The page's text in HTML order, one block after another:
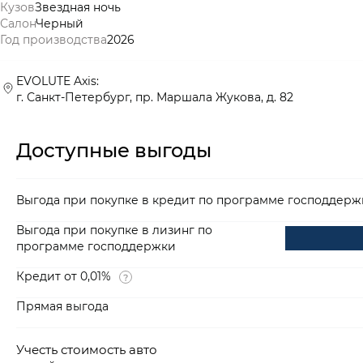
КузовЗвездная ночь
СалонЧерный
Год производства2026
EVOLUTE Axis:
г. Санкт-Петербург, пр. Маршала Жукова, д. 82
Доступные выгоды
Выгода при покупке в кредит по программе
Выгода при покупке в лизинг по
программе господдержки
Кредит от 0,01%
Прямая выгода
Учесть стоимость авто